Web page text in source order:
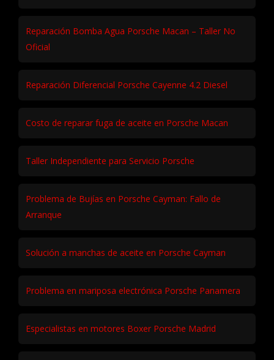
Reparación Bomba Agua Porsche Macan – Taller No
Oficial
Reparación Diferencial Porsche Cayenne 4.2 Diesel
Costo de reparar fuga de aceite en Porsche Macan
Taller Independiente para Servicio Porsche
Problema de Bujías en Porsche Cayman: Fallo de
Arranque
Solución a manchas de aceite en Porsche Cayman
Problema en mariposa electrónica Porsche Panamera
Especialistas en motores Boxer Porsche Madrid